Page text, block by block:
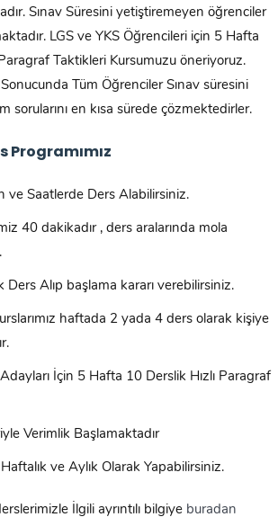
Sınav Süresini yetiştiremeyen öğrenciler
LGS ve YKS Öğrencileri için 5 Hafta
Taktikleri Kursumuzu öneriyoruz.
Sonucunda Tüm Öğrenciler Sınav süresini
sorularını en kısa sürede çözmektedirler.
Programımız
ve Saatlerde Ders Alabilirsiniz.
40 dakikadır , ders aralarında mola
Ders Alıp başlama kararı verebilirsiniz.
haftada 2 yada 4 ders olarak kişiye
Adayları İçin 5 Hafta 10 Derslik Hızlı Paragraf
Verimlik Başlamaktadır
ve Aylık Olarak Yapabilirsiniz.
İlgili ayrıntılı bilgiye buradan